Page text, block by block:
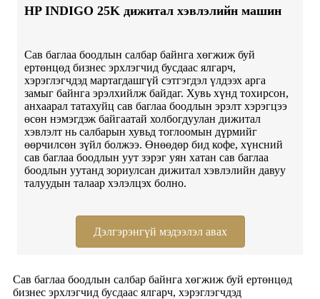
HP INDIGO 25K дижитал хэвлэлийн машин
Сав баглаа боодлын салбар байнга хөгжиж буй
ертөнцөд бизнес эрхлэгчид бусдаас ялгарч,
хэрэглэгчдэд мартагдашгүй сэтгэгдэл үлдээх арга
замыг байнга эрэлхийлж байдаг. Хувь хүнд тохирсон,
анхаарал татахуйц сав баглаа боодлын эрэлт хэрэгцээ
өсөн нэмэгдэж байгаатай холбогдуулан дижитал
хэвлэлт нь салбарын хувьд тоглоомын дүрмийг
өөрчилсөн зүйл болжээ. Өнөөдөр бид кофе, хүнсний
сав баглаа боодлын уут зэрэг уян хатан сав баглаа
боодлын уутанд зориулсан дижитал хэвлэлийн давуу
талуудын талаар хэлэлцэх болно.
Дэлгэрэнгүй мэдээлэл авах
Сав баглаа боодлын салбар байнга хөгжиж буй ертөнцөд
бизнес эрхлэгчид бусдаас ялгарч, хэрэглэгчдэд